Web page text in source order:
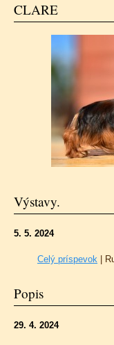
CLARE
Výstavy.
5. 5. 2024
Celý príspevok
Popis
29. 4. 2024